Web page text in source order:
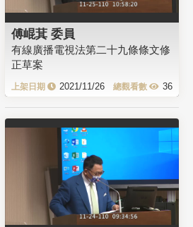
傅崐萁 委員
有線廣播電視法第二十九條條文修
正草案
2021/11/26 36